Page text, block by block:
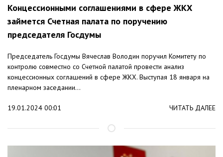
Концессионными соглашениями в сфере ЖКХ
займется Счетная палата по поручению
председателя Госдумы
Председатель Госдумы Вячеслав Володин поручил Комитету по
контролю совместно со Счетной палатой провести анализ
концессионных соглашений в сфере ЖКХ. Выступая 18 января на
пленарном заседании...
19.01.2024 00:01 ЧИТАТЬ ДАЛЕЕ